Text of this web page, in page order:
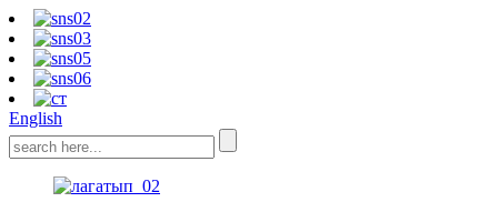
English